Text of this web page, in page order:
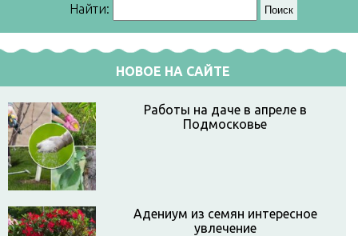
Найти:
НОВОЕ НА САЙТЕ
Работы на даче в апреле в
Подмосковье
Адениум из семян интересное
увлечение